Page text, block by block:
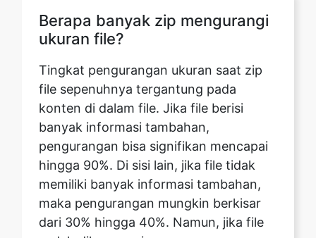
file sepenuhnya tergantung pada
konten di dalam file. Jika file berisi
banyak informasi tambahan,
pengurangan bisa signifikan mencapai
hingga 90%. Di sisi lain, jika file tidak
memiliki banyak informasi tambahan,
maka pengurangan mungkin berkisar
dari 30% hingga 40%. Namun, jika file
sudah dikompresi, pengurangan
mungkin dapat diabaikan atau nol.